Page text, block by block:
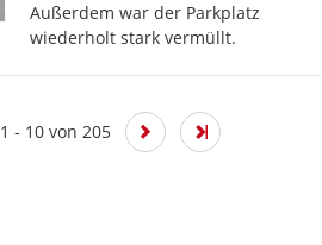
Außerdem war der Parkplatz
wiederholt stark vermüllt.
1 - 10 von 205